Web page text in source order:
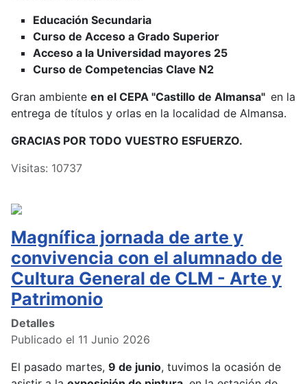
Educación Secundaria
Curso de Acceso a Grado Superior
Acceso a la Universidad mayores 25
Curso de Competencias Clave N2
Gran ambiente en el CEPA "Castillo de Almansa" en la
entrega de títulos y orlas en la localidad de Almansa.
GRACIAS POR TODO VUESTRO ESFUERZO.
Visitas: 10737
Magnífica jornada de arte y
convivencia con el alumnado de
Cultura General de CLM - Arte y
Patrimonio
Detalles
Publicado el 11 Junio 2026
El pasado martes, 9 de junio, tuvimos la ocasión de